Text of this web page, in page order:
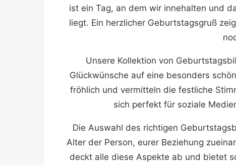
ist ein Tag, an dem wir innehalten und
liegt. Ein herzlicher Geburtstagsgruß
Unsere Kollektion von
Glückwünsche auf eine besonders
fröhlich und vermitteln die festliche
sich perfekt für soziale
Die Auswahl des richtigen
Alter der Person, eurer Beziehung
deckt alle diese Aspekte ab und bietet